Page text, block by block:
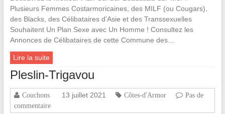
Plusieurs Femmes Costarmoricaines, des MILF (ou Cougars),
des Blacks, des Célibataires d’Asie et des Transsexuelles
Souhaitent Un Plan Sexe avec Un Homme ! Consultez les
Annonces de Célibataires de cette Commune des…
Lire la suite
Pleslin-Trigavou
Couchons 13 juillet 2021 Côtes-d'Armor
Pas de
commentaire